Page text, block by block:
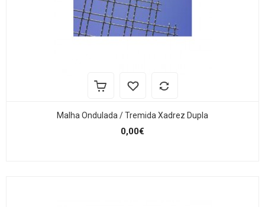
Malha Ondulada / Tremida Xadrez Dupla
0,00€